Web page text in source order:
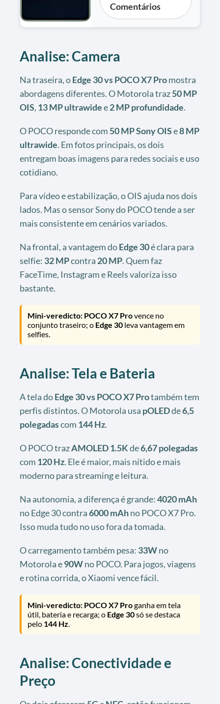
Comentários
Analise: Camera
Na traseira, oEdge 30 vs POCO X7 Promostra
abordagens diferentes. O Motorola traz50 MP
OIS, 13 MP ultrawidee2 MP profundidade.
O POCO responde com 50 MP Sony OISe8 MP
ultrawide. Em fotos principais, os dois
entregam boas imagens para redes sociais e uso
cotidiano.
Para vídeo e estabilização, o OIS ajuda nos dois
lados. Mas o sensor Sony do POCO tende a ser
mais consistente em cenários variados.
Na frontal, a vantagem doEdge 30é clara para
selfie: 32 MPcontra 20 MP. Quem faz
FaceTime, Instagram e Reels valoriza isso
bastante.
Mini-veredicto: POCO X7 Provence no
conjunto traseiro; o Edge 30 leva vantagem em
selfies.
Analise: Tela e Bateria
A tela doEdge 30 vs POCO X7 Protambém tem
perfis distintos. O Motorola usa pOLEDde6,5
polegadascom 144 Hz.
O POCO trazAMOLED 1.5Kde6,67 polegadas
com 120 Hz. Ele é maior, mais nítido e mais
moderno para streaming e leitura.
Na autonomia, a diferença é grande:4020 mAh
no Edge 30 contra6000 mAhno POCO X7 Pro.
Isso muda tudo no uso fora da tomada.
O carregamento também pesa: 33Wno
Motorola e90Wno POCO. Para jogos, viagens
e rotina corrida, o Xiaomi vence fácil.
Mini-veredicto: POCO X7 Proganha em tela
útil, bateria e recarga; o Edge 30só se destaca
pelo 144 Hz.
Analise: Conectividade e
Preço